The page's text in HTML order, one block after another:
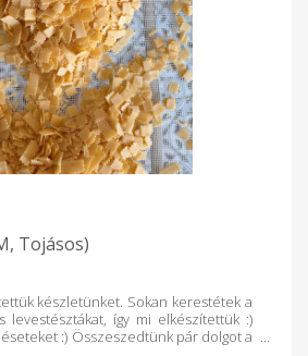
Tojásos)
készletünket. Sokan kerestétek a
levestésztákat, így mi elkészítettük :)
:) Összeszedtünk pár dolgot a